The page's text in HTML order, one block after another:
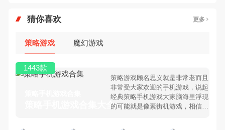
猜你喜欢 更多
策略游戏 魔幻游戏
策略手机游戏合集大全 >
策略游戏顾名思义就是非常老而且
非常受大家欢迎的手机游戏，说起
经典策略手机游戏大家脑海里浮现
的可能就是像素街机游戏，相信很
1443款